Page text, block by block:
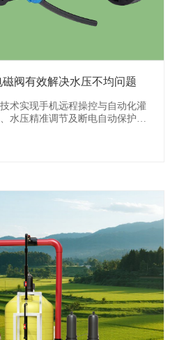
阀有效解决水压不均问题
术实现手机远程操控与自动化灌
水压精准调节及断电自动保护功
阀其采用UPVC或不锈钢材质，具